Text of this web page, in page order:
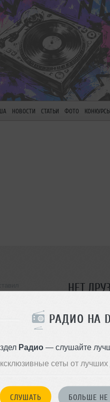
РАДИО НА
Радио— слушайте
сеты от лучших
СЛУШАТЬ БОЛЬШЕ НЕ
НОВОСТИ СТАТЬИ ФОТО КОНКУРСЫ
НЕТ